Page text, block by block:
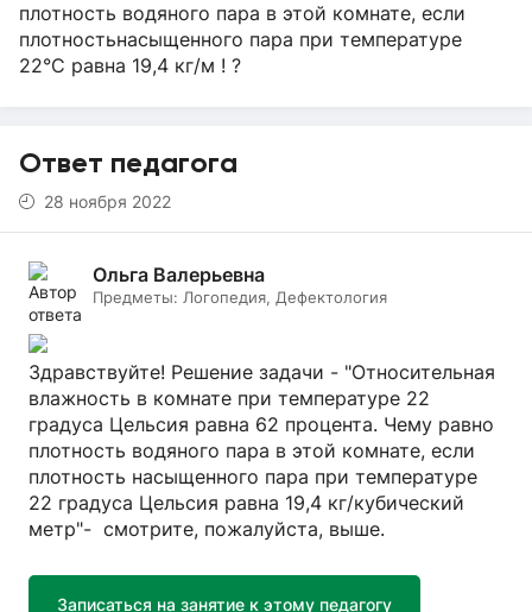
плотность водяного пара в этой комнате, если
плотностьнасыщенного пара при температуре
22°C равна 19,4 кг/м ! ?
Ответ педагога
28 ноября 2022
Ольга Валерьевна
Предметы: Логопедия, Дефектология
Здравствуйте! Решение задачи - "Относительная
влажность в комнате при температуре 22
градуса Цельсия равна 62 процента. Чему равно
плотность водяного пара в этой комнате, если
плотность насыщенного пара при температуре
22 градуса Цельсия равна 19,4 кг/кубический
метр"- смотрите, пожалуйста, выше.
Записаться на занятие к этому педагогу